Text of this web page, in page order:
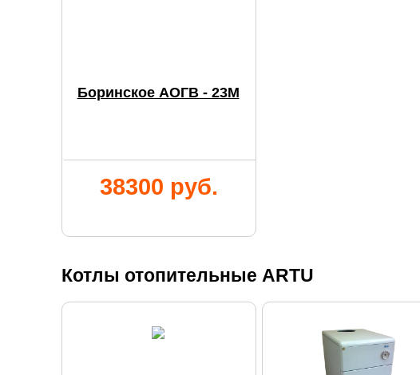
Боринское АОГВ - 23М
38300 руб.
Котлы отопительные ARTU